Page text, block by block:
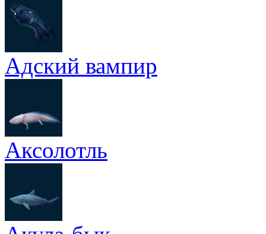
Адский вампир
Аксолотль